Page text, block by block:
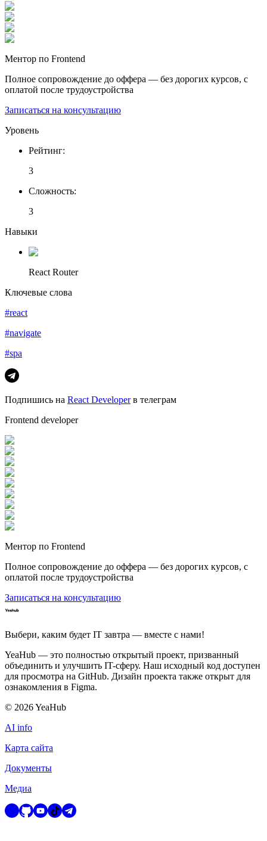
Ментор по Frontend
Полное сопровождение до оффера — без дорогих курсов, с
оплатой после трудоустройства
Записаться на консультацию
Уровень
Рейтинг:
3
Сложность:
3
Навыки
React Router
Ключевые слова
#react
#navigate
#spa
Подпишись на React Developerв телеграм
Frontend developer
Ментор по Frontend
Полное сопровождение до оффера — без дорогих курсов, с
оплатой после трудоустройства
Записаться на консультацию
Выбери, каким будет IT завтра — вместе c нами!
YeaHub — это полностью открытый проект, призванный
объединить и улучшить IT-сферу. Наш исходный код доступен
для просмотра на GitHub. Дизайн проекта также открыт для
ознакомления в Figma.
© 2026YeaHub
AI info
Карта сайта
Документы
Медиа